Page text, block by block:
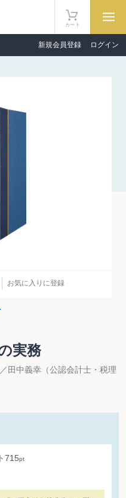
新規会員登録 ログイン
カート
お気に入りに登録
実務
田中義幸（公認会計士・税理
715pt